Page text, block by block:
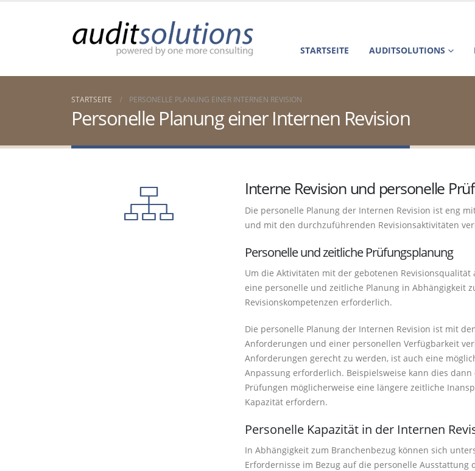
STARTSEITE AUDITSOLUTIONS
STARTSEITE PERSONELLE PLANUNG EINER INTERNEN REVISION
Personelle Planung einer Internen Revision
Interne Revision und personelle
Die personelle Planung der Internen Revision ist eng
und mit den durchzuführenden Revisionsaktivitäten
Personelle und zeitliche Prüfungsplanung
Um die Aktivitäten mit der gebotenen Revisionsqualität
eine personelle und zeitliche Planung in Abhängigkeit
Revisionskompetenzen erforderlich.
Die personelle Planung der Internen Revision ist mit
Anforderungen und einer personellen Verfügbarkeit
Anforderungen gerecht zu werden, ist auch eine
Anpassung erforderlich. Beispielsweise kann dies dann
Prüfungen möglicherweise eine längere zeitliche
Kapazität erfordern.
Personelle Kapazität in der Internen
In Abhängigkeit zum Branchenbezug können sich
Erfordernisse im Bezug auf die personelle Ausstattung